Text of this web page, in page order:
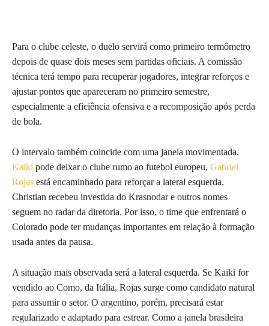
Para o clube celeste, o duelo servirá como primeiro termômetro
depois de quase dois meses sem partidas oficiais. A comissão
técnica terá tempo para recuperar jogadores, integrar reforços e
ajustar pontos que apareceram no primeiro semestre,
especialmente a eficiência ofensiva e a recomposição após perda
de bola.
O intervalo também coincide com uma janela movimentada.
Kaiki pode deixar o clube rumo ao futebol europeu, Gabriel
Rojas está encaminhado para reforçar a lateral esquerda,
Christian recebeu investida do Krasnodar e outros nomes
seguem no radar da diretoria. Por isso, o time que enfrentará o
Colorado pode ter mudanças importantes em relação à formação
usada antes da pausa.
A situação mais observada será a lateral esquerda. Se Kaiki for
vendido ao Como, da Itália, Rojas surge como candidato natural
para assumir o setor. O argentino, porém, precisará estar
regularizado e adaptado para estrear. Como a janela brasileira